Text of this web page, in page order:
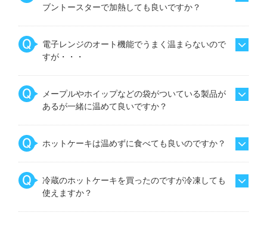
ブントースターで加熱しても良いですか？
電子レンジのオート機能でうまく温まらないので
すが・・・
メープルやホイップなどの袋がついている製品が
あるが一緒に温めて良いですか？
ホットケーキは温めずに食べても良いのですか？
冷蔵のホットケーキを買ったのですが冷凍しても
使えますか？